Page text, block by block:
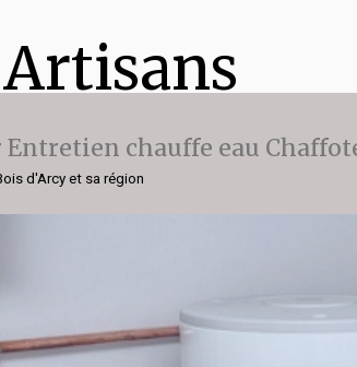
chauffe eau
d'Arcy et sa région